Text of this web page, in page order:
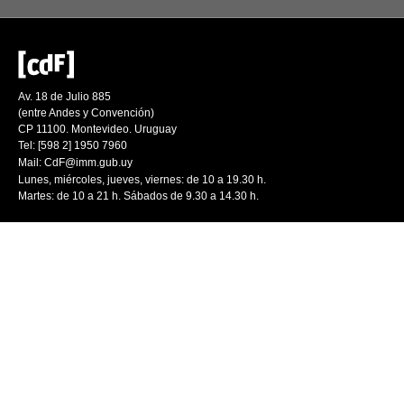
Av. 18 de Julio 885
(entre Andes y Convención)
CP 11100. Montevideo. Uruguay
Tel: [598 2] 1950 7960
Mail: CdF@imm.gub.uy
Lunes, miércoles, jueves, viernes: de 10 a 19.30 h.
Martes: de 10 a 21 h. Sábados de 9.30 a 14.30 h.